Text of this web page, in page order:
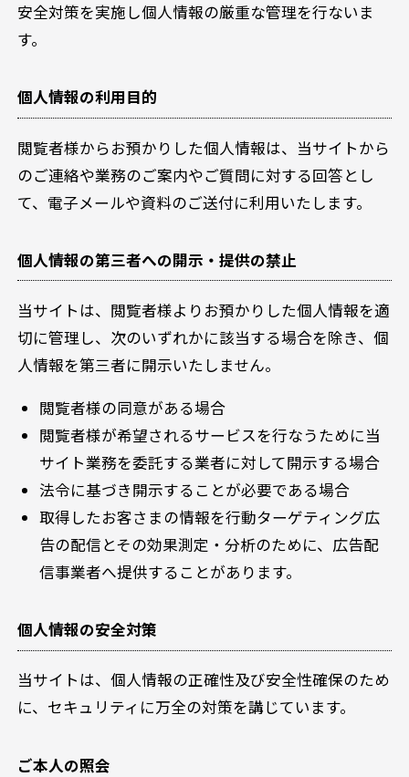
安全対策を実施し個人情報の厳重な管理を行ないま
す。
個人情報の利用目的
閲覧者様からお預かりした個人情報は、当サイトから
のご連絡や業務のご案内やご質問に対する回答とし
て、電子メールや資料のご送付に利用いたします。
個人情報の第三者への開示・提供の禁止
当サイトは、閲覧者様よりお預かりした個人情報を適
切に管理し、次のいずれかに該当する場合を除き、個
人情報を第三者に開示いたしません。
閲覧者様の同意がある場合
閲覧者様が希望されるサービスを行なうために当
サイト業務を委託する業者に対して開示する場合
法令に基づき開示することが必要である場合
取得したお客さまの情報を行動ターゲティング広
告の配信とその効果測定・分析のために、広告配
信事業者へ提供することがあります。
個人情報の安全対策
当サイトは、個人情報の正確性及び安全性確保のため
に、セキュリティに万全の対策を講じています。
ご本人の照会